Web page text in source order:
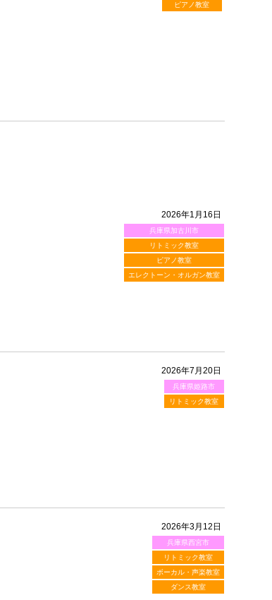
ピアノ教室
2026年1月16日
兵庫県加古川市
リトミック教室
ピアノ教室
エレクトーン・オルガン教室
2026年7月20日
兵庫県姫路市
リトミック教室
2026年3月12日
兵庫県西宮市
リトミック教室
ボーカル・声楽教室
ダンス教室